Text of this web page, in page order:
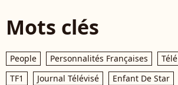
Mots clés
People Personnalités Françaises Télé
TF1
Journal Télévisé Enfant De Star